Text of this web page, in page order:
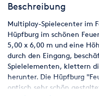
Beschreibung
Multiplay-Spielecenter im
Hüpfburg im schönen
5,00 x 6,00 m und eine
durch den Eingang,
Spielelementen, klettern
herunter. Die Hüpfburg
optisch sehr schön